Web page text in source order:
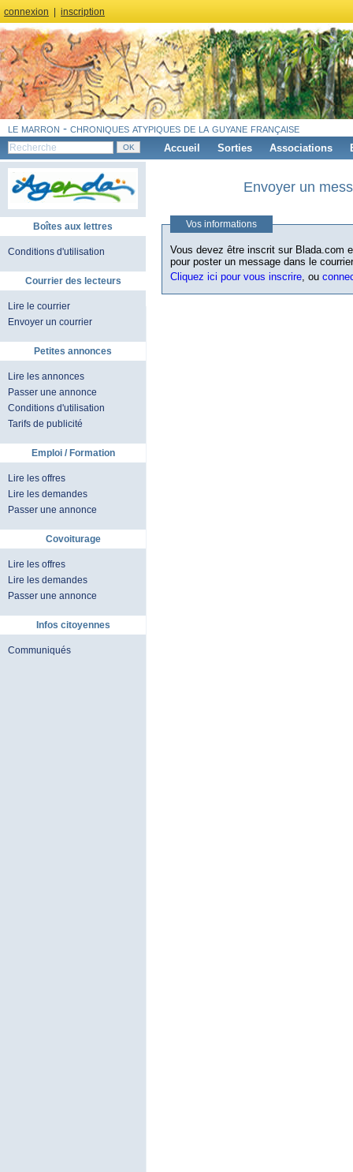
connexion inscription
le marron - chroniques atypiques de la guyane française
Accueil Sorties Associations
Boîtes aux lettres
Conditions d'utilisation
Courrier des lecteurs
Lire le courrier
Envoyer un courrier
Petites annonces
Lire les annonces
Passer une annonce
Conditions d'utilisation
Tarifs de publicité
Emploi / Formation
Lire les offres
Lire les demandes
Passer une annonce
Covoiturage
Lire les offres
Lire les demandes
Passer une annonce
Infos citoyennes
Communiqués
Envoyer un
Vos informations
Vous devez être inscrit sur Blada.com
pour poster un message dans le
Cliquez ici pour vous inscrire, ou